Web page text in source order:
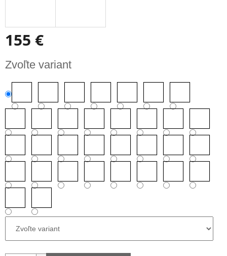
155 €
cena:
Zvoľte variant